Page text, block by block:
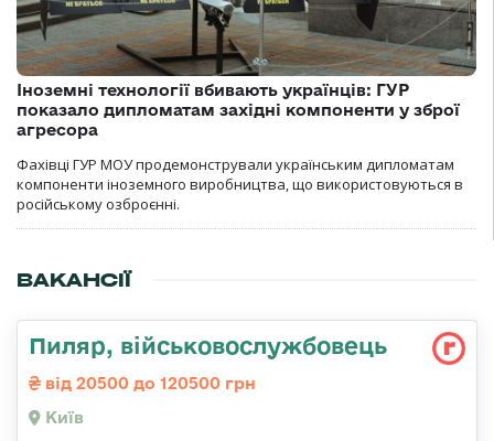
Іноземні технології вбивають українців: ГУР
показало дипломатам західні компоненти у зброї
агресора
Фахівці ГУР МОУ продемонстрували українським дипломатам
компоненти іноземного виробництва, що використовуються в
російському озброєнні.
ВАКАНСІЇ
Пиляр, військовослужбовець
від 20500 до 120500 грн
Київ